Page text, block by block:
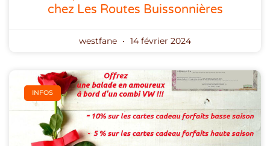
chez Les Routes Buissonnières
westfane 14 février 2024
INFOS